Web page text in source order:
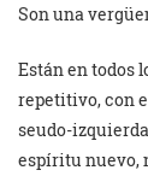
Son una
Están en todos
repetitivo, con
seudo-
espíritu nuevo,